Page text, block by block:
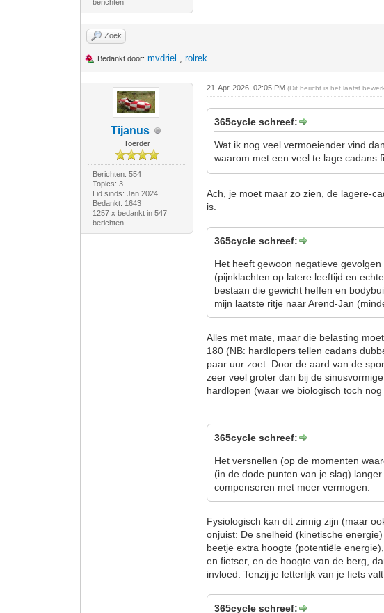
berichten
Zoek
Bedankt door: mvdriel ,rolrek
Tijanus
Toerder
Berichten: 554
Topics: 3
Lid sinds: Jan 2024
Bedankt: 1643
1257 x bedankt in 547
berichten
21-Apr-2026, 02:05 PM(Dit bericht is het laatst
365cycle schreef:
Wat ik nog veel vermoeiender vind
waarom met een veel te lage cadans
Ach, je moet maar zo zien, de lagere-
is.
365cycle schreef:
Het heeft gewoon negatieve
(pijnklachten op latere leeftijd en
bestaan die gewicht heffen en
mijn laatste ritje naar Arend-Jan
Alles met mate, maar die belasting
180 (NB: hardlopers tellen cadans
paar uur zoet. Door de aard van de
zeer veel groter dan bij de
hardlopen (waar we biologisch toch
365cycle schreef:
Het versnellen (op de momenten
(in de dode punten van je slag)
compenseren met meer vermogen.
Fysiologisch kan dit zinnig zijn (maar
onjuist: De snelheid (kinetische
beetje extra hoogte (potentiële
en fietser, en de hoogte van de berg,
invloed. Tenzij je letterlijk van je fiets
365cycle schreef: